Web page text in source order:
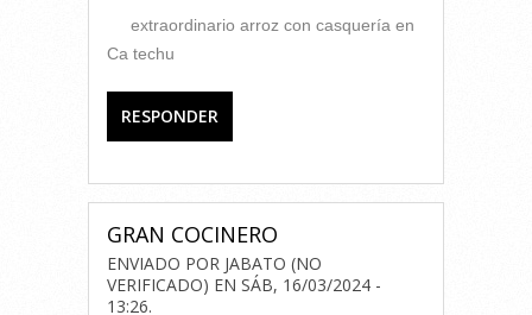
extraordinario arroz con casquería en
Ca techu
RESPONDER
GRAN COCINERO
ENVIADO POR JABATO (NO
VERIFICADO) EN SÁB, 16/03/2024 -
13:26.